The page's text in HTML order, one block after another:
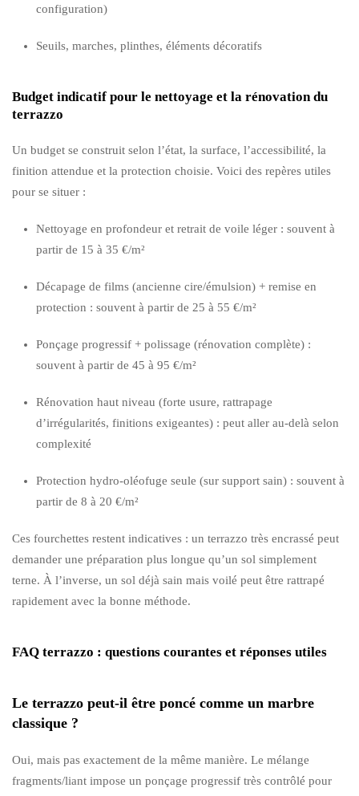
configuration)
Seuils, marches, plinthes, éléments décoratifs
Budget indicatif pour le nettoyage et la rénovation du
terrazzo
Un budget se construit selon l’état, la surface, l’accessibilité, la
finition attendue et la protection choisie. Voici des repères utiles
pour se situer :
Nettoyage en profondeur et retrait de voile léger : souvent à
partir de 15 à 35 €/m²
Décapage de films (ancienne cire/émulsion) + remise en
protection : souvent à partir de 25 à 55 €/m²
Ponçage progressif + polissage (rénovation complète) :
souvent à partir de 45 à 95 €/m²
Rénovation haut niveau (forte usure, rattrapage
d’irrégularités, finitions exigeantes) : peut aller au-delà selon
complexité
Protection hydro-oléofuge seule (sur support sain) : souvent à
partir de 8 à 20 €/m²
Ces fourchettes restent indicatives : un terrazzo très encrassé peut
demander une préparation plus longue qu’un sol simplement
terne. À l’inverse, un sol déjà sain mais voilé peut être rattrapé
rapidement avec la bonne méthode.
FAQ terrazzo : questions courantes et réponses utiles
Le terrazzo peut-il être poncé comme un marbre
classique ?
Oui, mais pas exactement de la même manière. Le mélange
fragments/liant impose un ponçage progressif très contrôlé pour